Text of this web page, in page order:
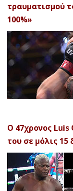
τραυματισμού
100%»
Ο 47χρονος
του σε μόλις